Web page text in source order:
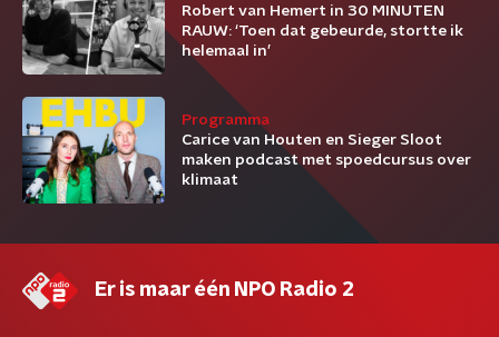
Robert van Hemert in 30 MINUTEN
RAUW: ‘Toen dat gebeurde, stortte ik
helemaal in’
Programma
Carice van Houten en Sieger Sloot
maken podcast met spoedcursus over
klimaat
Er is maar één NPO Radio 2